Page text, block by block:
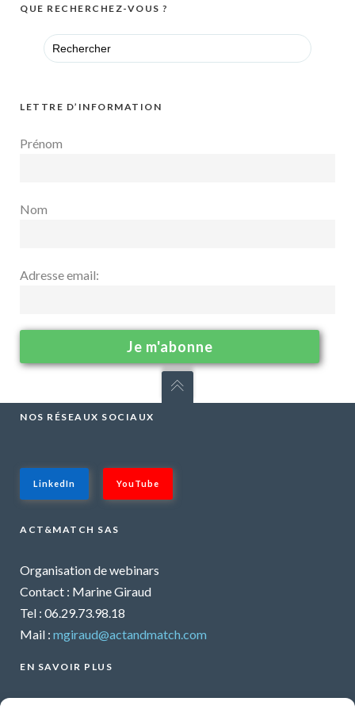
QUE RECHERCHEZ-VOUS ?
Search
for:
LETTRE D’INFORMATION
Prénom
Nom
Adresse email:
NOS RÉSEAUX SOCIAUX
LinkedIn YouTube
ACT&MATCH SAS
Organisation de webinars
Contact : Marine Giraud
Tel : 06.29.73.98.18
Mail : mgiraud@actandmatch.com
EN SAVOIR PLUS